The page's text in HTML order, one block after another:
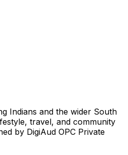
Indians and the wider South
travel, and community
by DigiAud OPC Private